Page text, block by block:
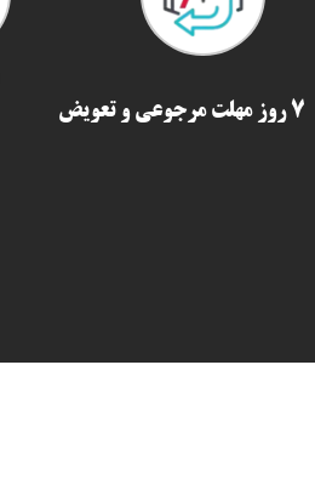
7 روز مهلت مرجوعی و تعویض